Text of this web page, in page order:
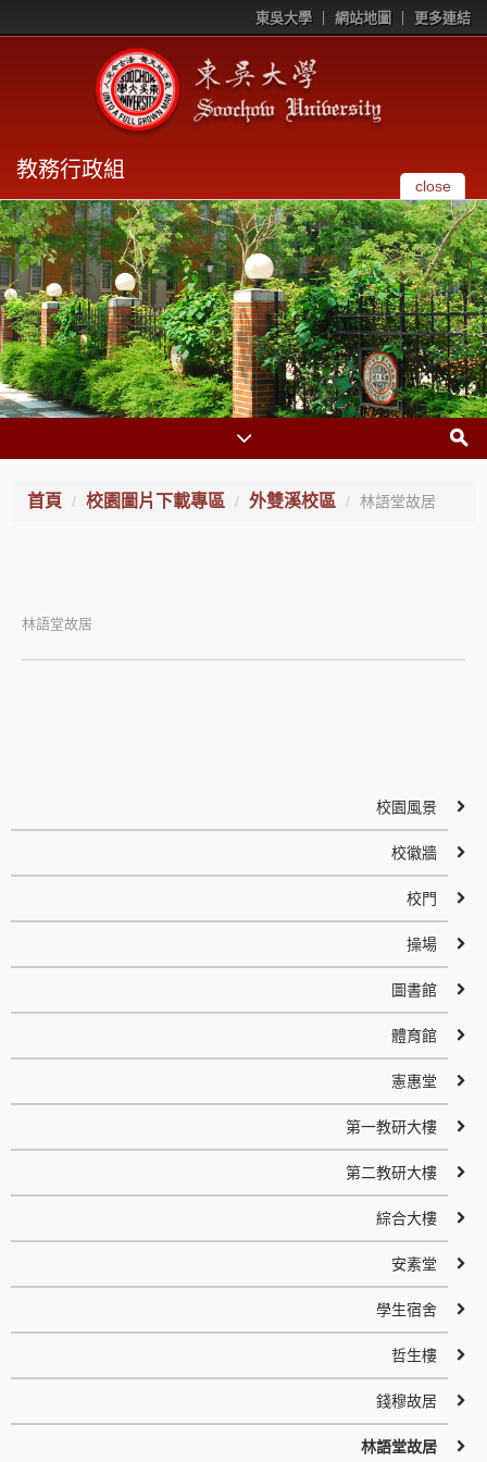
東吳大學 網站地圖 更多連結
教務行政組
close
首頁 校園圖片下載專區 外雙溪校區 林語堂故居
林語堂故居
校園風景
校徽牆
校門
操場
圖書館
體育館
憲惠堂
第一教研大樓
第二教研大樓
綜合大樓
安素堂
學生宿舍
哲生樓
錢穆故居
林語堂故居